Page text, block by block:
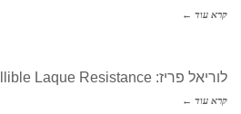
קרא עוד ←
לוריאל פריז: Infallible Laque Resistance
קרא עוד ←